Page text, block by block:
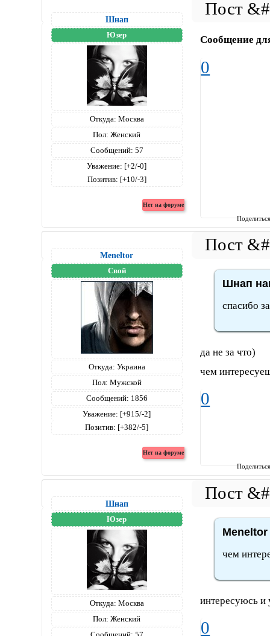
Шнап
Юзер
Откуда: Москва
Пол: Женский
Сообщений: 57
Уважение: [+2/-0]
Позитив: [+10/-3]
Сообщение
0
Meneltоr
Свой
Откуда: Украина
Пол: Мужской
Сообщений: 1856
Уважение: [+915/-2]
Позитив: [+382/-5]
Шнап
спасибо
да не за что)
чем
0
Шнап
Юзер
Откуда: Москва
Пол: Женский
чем
интересуюсь и
0